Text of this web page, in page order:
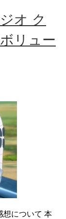
オ ク
リュー
想について 本